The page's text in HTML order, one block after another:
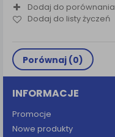
Dodaj do porównania
Dodaj do listy życzeń
Porównaj (0)
INFORMACJE
Promocje
Nowe produkty